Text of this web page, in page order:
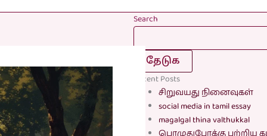
Search
தேடுக
Recent Posts
சிறுவயது நினைவுகள்
social media in tamil essay
magalgal thina valthukkal